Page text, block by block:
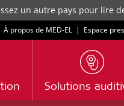
un autre pays pour lire
À propos de MED-EL | Espace
Solutions